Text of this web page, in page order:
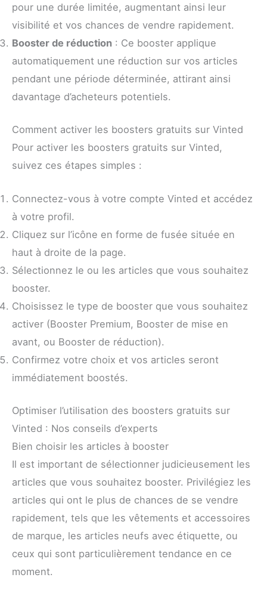
pour une durée limitée, augmentant ainsi leur
visibilité et vos chances de vendre rapidement.
Booster de réduction : Ce booster applique
automatiquement une réduction sur vos articles
pendant une période déterminée, attirant ainsi
davantage d’acheteurs potentiels.
Comment activer les boosters gratuits sur Vinted
Pour activer les boosters gratuits sur Vinted,
suivez ces étapes simples :
Connectez-vous à votre compte Vinted et accédez
à votre profil.
Cliquez sur l’icône en forme de fusée située en
haut à droite de la page.
Sélectionnez le ou les articles que vous souhaitez
booster.
Choisissez le type de booster que vous souhaitez
activer (Booster Premium, Booster de mise en
avant, ou Booster de réduction).
Confirmez votre choix et vos articles seront
immédiatement boostés.
Optimiser l’utilisation des boosters gratuits sur
Vinted : Nos conseils d’experts
Bien choisir les articles à booster
Il est important de sélectionner judicieusement les
articles que vous souhaitez booster. Privilégiez les
articles qui ont le plus de chances de se vendre
rapidement, tels que les vêtements et accessoires
de marque, les articles neufs avec étiquette, ou
ceux qui sont particulièrement tendance en ce
moment.